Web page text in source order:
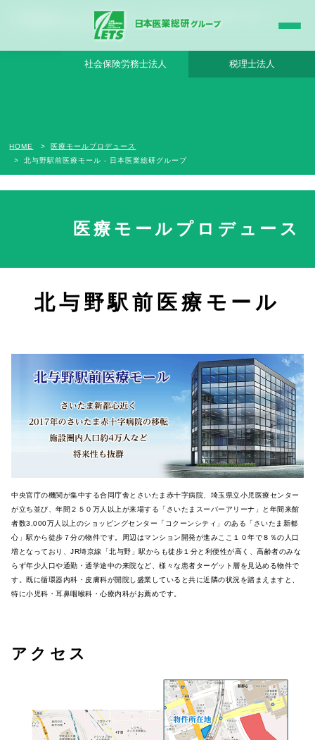
北与野駅前医療モール - 日本医業総研グループ |日本医業総研｜医院開業・承継・クリ
ニック経営支援・医療モール開発
社会保険労務士法人 税理士法人
医療モールプロデュース
HOME
医療モールプロデュース
北与野駅前医療モール - 日本医業総研グループ
北与野駅前医療モール
中央官庁の機関が集中する合同庁舎とさいたま赤十字病院、 埼玉県立小児医療センター
が立ち並び、 年間２５０万人以上が来場する「さいたまスーパーアリーナ」
と年間来館
者数3,000万人以上のショッピングセンター「 コクーンシティ」のある「さいたま新都
心」 駅から徒歩７分の物件です。 周辺はマンション開発が進みここ１０年で８％の人口
増となっており、 JR埼京線「北与野」 駅からも徒歩１分と利便性が高く、 高齢者のみな
らず年少人口や通勤・通学途中の来院など、 様々な患者ターゲット層を見込める物件で
す。既に循環器内科・ 皮膚科が開院し盛業していると共に近隣の状況を踏まえますと、
特に小児科・耳鼻咽喉科・心療内科がお薦めです。
アクセス